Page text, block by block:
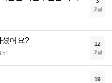
댓글
셨어요? 12
댓글
19